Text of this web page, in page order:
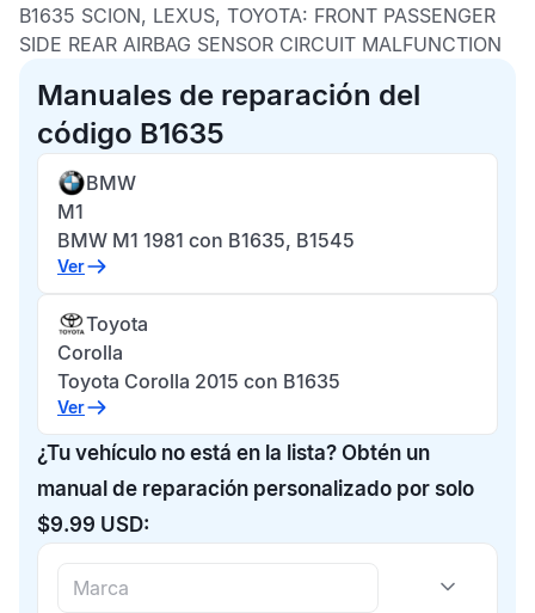
B1635 SCION, LEXUS, TOYOTA: FRONT PASSENGER
SIDE REAR AIRBAG SENSOR CIRCUIT MALFUNCTION
Manuales de reparación del
código B1635
BMW
M1
BMW M1 1981 con B1635, B1545
Ver
Toyota
Corolla
Toyota Corolla 2015 con B1635
Ver
¿Tu vehículo no está en la lista? Obtén un
manual de reparación personalizado por solo
$9.99 USD: